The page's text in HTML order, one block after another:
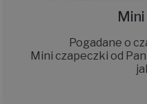
Pogadane o
Mini czapeczki od